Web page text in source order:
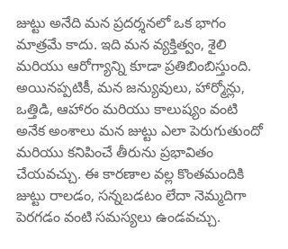
జుట్టు అనేది మన ప్రదర్శనలో ఒక భాగం
మాత్రమే కాదు. ఇది మన వ్యక్తిత్వం, శైలి
మరియు ఆరోగ్యాన్ని కూడా ప్రతిబింబిస్తుంది.
అయినప్పటికీ, మన జన్యువులు, హార్మోన్లు,
ఒత్తిడి, ఆహారం మరియు కాలుష్యం వంటి
అనేక అంశాలు మన జుట్టు ఎలా పెరుగుతుందో
మరియు కనిపించే తీరును ప్రభావితం
చేయవచ్చు. ఈ కారణాల వల్ల కొంతమందికి
జుట్టు రాలడం, సన్నబడటం లేదా నెమ్మదిగా
పెరగడం వంటి సమస్యలు ఉండవచ్చు.